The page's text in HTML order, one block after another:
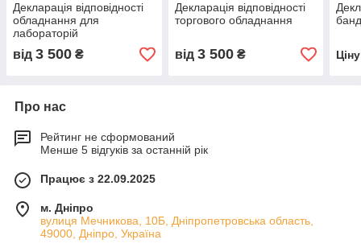
Декларація відповідності
обладнання для
лабораторій
від 3 500 ₴
Декларація відповідності
торгового обладнання
від 3 500₴
Про нас
Рейтинг не сформований
Менше 5 відгуків за останній рік
Працює з 22.09.2025
м. Дніпро
вулиця Мечникова, 10Б, Дніпропетровська область,
49000, Дніпро, Україна